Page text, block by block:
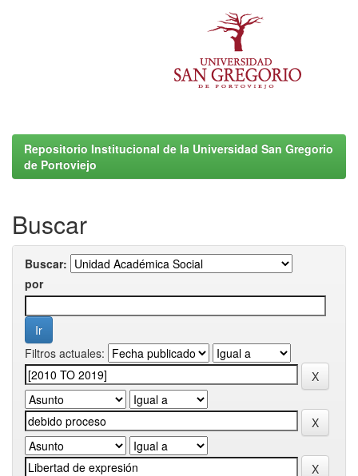
Repositorio Institucional de la Universidad San Gregorio
de Portoviejo
Buscar
Buscar:
por
Filtros actuales: